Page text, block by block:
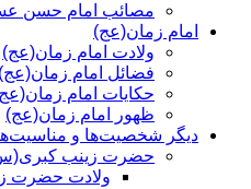
مصائب امام حسن
امام زمان(عج)
ولادت امام زمان(عج)
فضائل امام زمان(عج)
حکایات امام
ظهور امام زمان(عج)
دیگر شخصیت‌ها و
حضرت زینب
ولادت حضرت